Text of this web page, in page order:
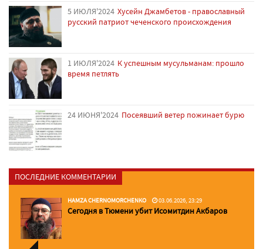
5 ИЮЛЯ'2024 Хусейн Джамбетов - православный
русский патриот чеченского происхождения
1 ИЮЛЯ'2024 К успешным мусульманам: прошло
время петлять
24 ИЮНЯ'2024 Посеявший ветер пожинает бурю
ПОСЛЕДНИЕ КОММЕНТАРИИ
HAMZA CHERNOMORCHENKO 03.06.2026, 23:29
Сегодня в Тюмени убит Исомитдин Акбаров